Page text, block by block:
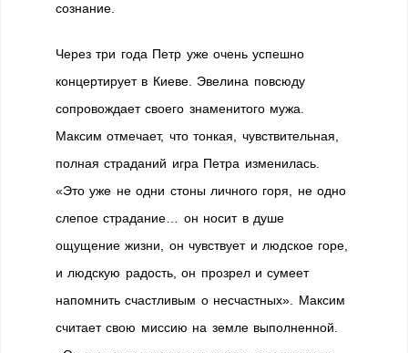
сознание.
Через три года Петр уже очень успешно
концертирует в Киеве. Эвелина повсюду
сопровождает своего знаменитого мужа.
Максим отмечает, что тонкая, чувствительная,
полная страданий игра Петра изменилась.
«Это уже не одни стоны личного горя, не одно
слепое страдание… он носит в душе
ощущение жизни, он чувствует и людское горе,
и людскую радость, он прозрел и сумеет
напомнить счастливым о несчастных». Максим
считает свою миссию на земле выполненной.